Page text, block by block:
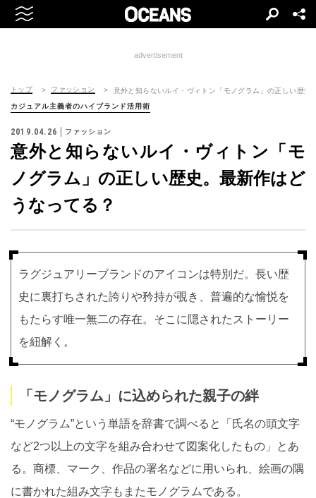
advertisement
トップ ファッション 意外と知らないルイ・ヴィトン「モノグラム」の正しい歴史
カジュアル主義者のハイブランド活用術
2019.04.26 ファッション
意外と知らないルイ・ヴィトン「モ
ノグラム」の正しい歴史。最新作はど
うなってる？
ラグジュアリーブランドのアイコンは特別だ。長い歴
史に裏打ちされた誇りや矜持が覗き、普遍的な愉悦を
もたらす唯一無二の存在。そこに隠されたストーリー
を紐解く。
「モノグラム」に込められた親子の絆
“モノグラム”という単語を辞書で調べると「氏名の頭文字
など2つ以上の文字を組み合わせて図案化したもの」とあ
る。商標、マーク、作品の署名などに用いられ、絵画の隅
に書かれた組み文字もまたモノグラムである。